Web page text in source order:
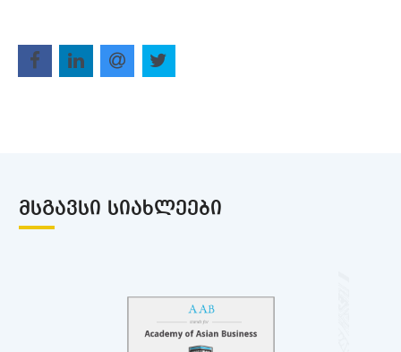
ᲛᲡᲒᲐᲕᲡᲘ ᲡᲘᲐᲮᲚᲔᲔᲑᲘ